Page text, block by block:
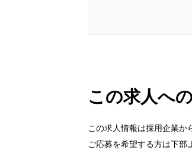
この求人へ
この求人情報は採用企業か
ご応募を希望する方は下部